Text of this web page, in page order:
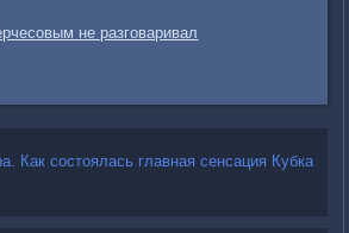
не разговаривал
Как состоялась главная сенсация Кубка